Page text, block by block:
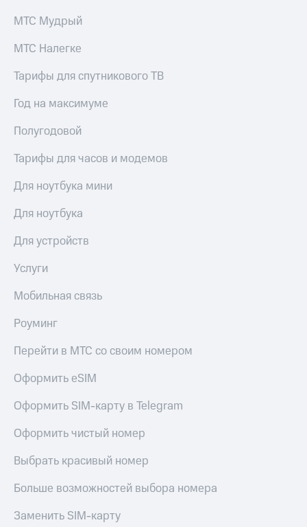
МТС Мудрый
МТС Налегке
Тарифы для спутникового ТВ
Год на максимуме
Полугодовой
Тарифы для часов и модемов
Для ноутбука мини
Для ноутбука
Для устройств
Услуги
Мобильная связь
Роуминг
Перейти в МТС со своим номером
Оформить eSIM
Оформить SIM-карту в Telegram
Оформить чистый номер
Выбрать красивый номер
Больше возможностей выбора номера
Заменить SIM-карту